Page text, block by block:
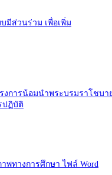
มีส่วนร่วม เพื่อเพิ่ม
งการน้อมนำพระบรมราโชบา
ปฏิบัติ
ทางการศึกษา ไฟล์ Word